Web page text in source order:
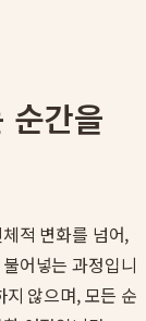
순간을
적 변화를 넘어,
어넣는 과정입니
않으며, 모든 순